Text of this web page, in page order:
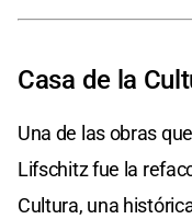
Casa de la
Una de las obras
Lifschitz fue la
Cultura, una